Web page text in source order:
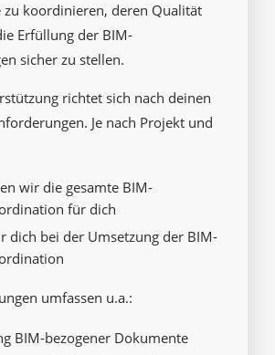
zu koordinieren, deren Qualität
Erfüllung der BIM-
sicher zu stellen.
richtet sich nach deinen
Je nach Projekt und
wir die gesamte BIM-
für dich
dich bei der Umsetzung der BIM-
umfassen u.a.:
BIM-bezogener Dokumente